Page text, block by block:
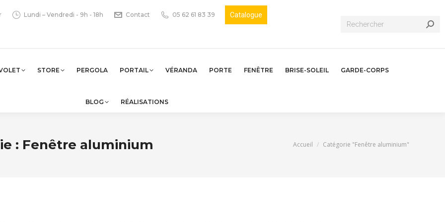
Lundi – Vendredi - 9h - 18h Contact 05 62 61 83 39 Catalogue
Recherche
STORE PERGOLA PORTAIL VÉRANDA PORTE FENÊTRE BRISE-SOLEIL GARDE-CORPS
BLOG RÉALISATIONS
: Fenêtre aluminium Vous êtes ici :
Accueil Catégorie "Fenêtre aluminium"